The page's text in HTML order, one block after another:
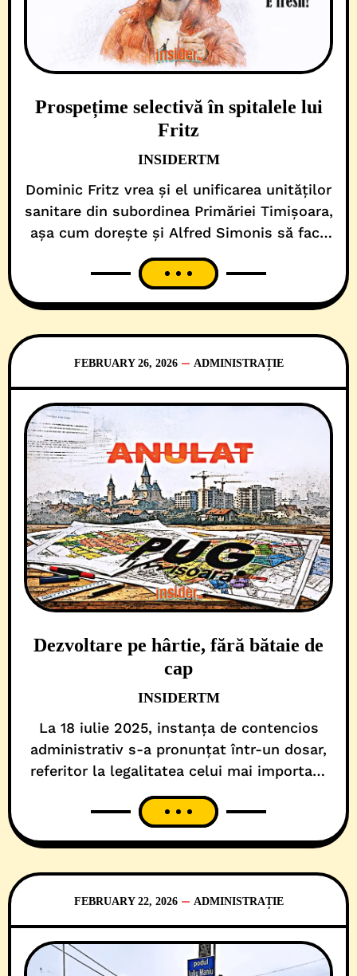
Prospețime selectivă în spitalele lui
Fritz
INSIDERTM
Dominic Fritz vrea și el unificarea unităților
sanitare din subordinea Primăriei Timișoara,
așa cum dorește și Alfred Simonis să facă
cu cele din parohia Consiliului Județean
Timiș. În primă fază, edilul a anunțat că
vrea contopirea Spitalului Clinic Municipal
CFR și, apoi, într-o altă etapă, cu cel de
Boli
FEBRUARY 26, 2026 ADMINISTRAȚIE
Dezvoltare pe hârtie, fără bătaie de
cap
INSIDERTM
La 18 iulie 2025, instanța de contencios
administrativ s-a pronunțat într-un dosar,
referitor la legalitatea celui mai important
document de planificare urbană al orașului.
Da, chiar pe Planul Urbanistic General
(PUG) al Timișoarei. Practic, sentința civilă
pământ cu viziunea administrației USR.
Atunci, judecătorii au făcut-o, pe scurt,
FEBRUARY 22, 2026 ADMINISTRAȚIE